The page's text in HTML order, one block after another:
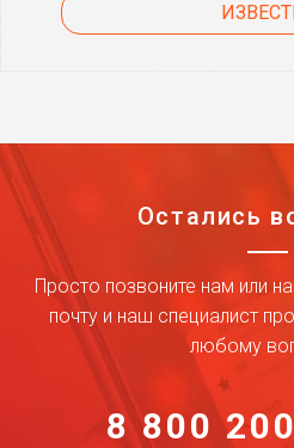
Остались
Просто позвоните нам или
почту и наш специалист
любому
8 800